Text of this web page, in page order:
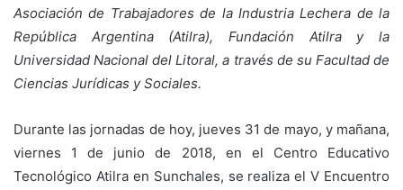
Asociación de Trabajadores de la Industria Lechera de la
República Argentina (Atilra), Fundación Atilra y la
Universidad Nacional del Litoral, a través de su Facultad de
Ciencias Jurídicas y Sociales.
Durante las jornadas de hoy, jueves 31 de mayo, y mañana,
viernes 1 de junio de 2018, en el Centro Educativo
Tecnológico Atilra en Sunchales, se realiza el V Encuentro